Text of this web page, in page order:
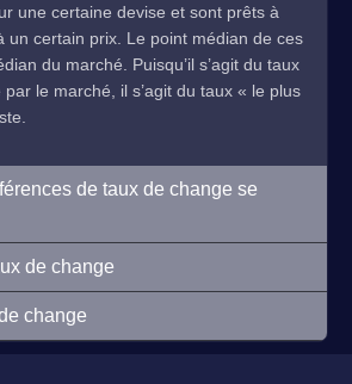
une certaine devise et sont prêts à
un certain prix. Le point médian de ces
du marché. Puisqu’il s’agit du taux
le marché, il s’agit du taux « le plus
de taux de change se
de change
change